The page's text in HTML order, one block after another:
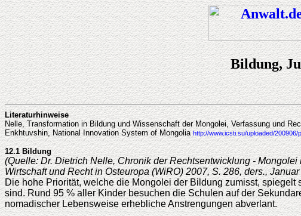
Bildung,
Literaturhinweise
Nelle, Transformation in Bildung und Wissenschaft der Mongolei, Verfassung und
Enkhtuvshin, National Innovation System of Mongolia http://www.icsti.su/uploaded/200906/
12.1 Bildung
(Quelle: Dr. Dietrich Nelle, Chronik der Rechtsentwicklung -
Wirtschaft und Recht in Osteuropa (WiRO) 2007, S. 286, ders.,
Die hohe Priorität, welche die Mongolei der Bildung zumisst,
sind. Rund 95 % aller Kinder besuchen die Schulen auf der
nomadischer Lebensweise erhebliche Anstrengungen abverlant.